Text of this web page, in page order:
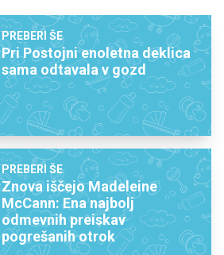
PREBERI ŠE
Pri Postojni enoletna deklica
sama odtavala v gozd
PREBERI ŠE
Znova iščejo Madeleine
McCann: Ena najbolj
odmevnih preiskav
pogrešanih otrok